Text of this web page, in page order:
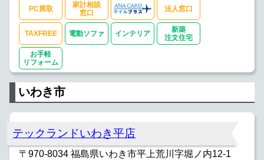
PC買取
家計相談
窓口
法人窓口
TAXFREE 電動ソファ インテリア
新築
注文住宅
お手軽
リフォーム
いわき市
テックランドいわき平店
〒970-8034 福島県いわき市平上荒川字堀ノ内12-1